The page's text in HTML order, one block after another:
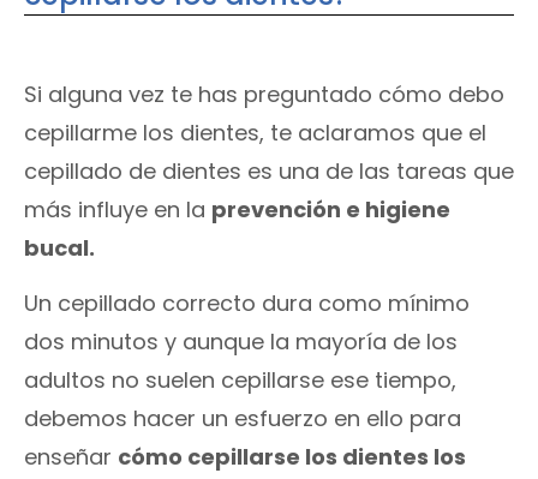
Si alguna vez te has preguntado cómo debo
cepillarme los dientes, te aclaramos que el
cepillado de dientes es una de las tareas que
más influye en la prevención e higiene
bucal.
Un cepillado correcto dura como mínimo
dos minutos y aunque la mayoría de los
adultos no suelen cepillarse ese tiempo,
debemos hacer un esfuerzo en ello para
enseñar cómo cepillarse los dientes los